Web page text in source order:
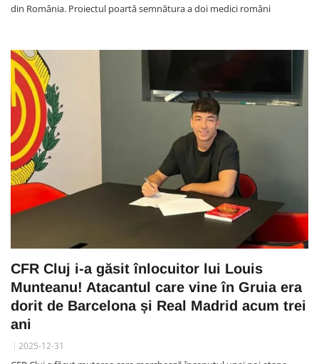
din România. Proiectul poartă semnătura a doi medici români
CFR Cluj i-a găsit înlocuitor lui Louis
Munteanu! Atacantul care vine în Gruia era
dorit de Barcelona și Real Madrid acum trei
ani
2025-12-31